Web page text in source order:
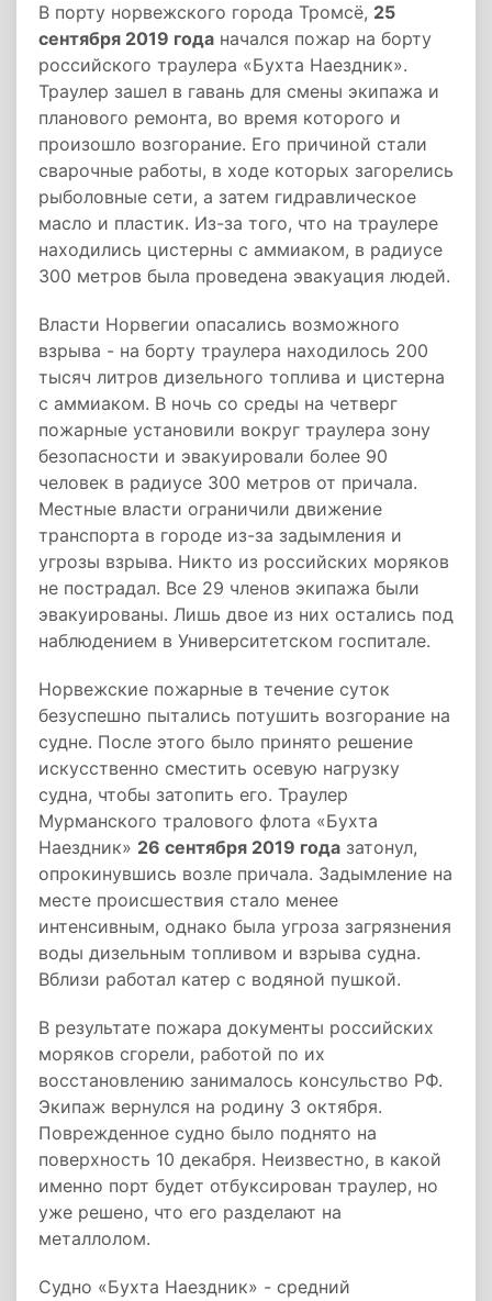
В порту норвежского города Тромсё, 25
сентября 2019 года начался пожар на борту
российского траулера «Бухта Наездник».
Траулер зашел в гавань для смены экипажа и
планового ремонта, во время которого и
произошло возгорание. Его причиной стали
сварочные работы, в ходе которых загорелись
рыболовные сети, а затем гидравлическое
масло и пластик. Из-за того, что на траулере
находились цистерны с аммиаком, в радиусе
300 метров была проведена эвакуация людей.
Власти Норвегии опасались возможного
взрыва - на борту траулера находилось 200
тысяч литров дизельного топлива и цистерна
с аммиаком. В ночь со среды на четверг
пожарные установили вокруг траулера зону
безопасности и эвакуировали более 90
человек в радиусе 300 метров от причала.
Местные власти ограничили движение
транспорта в городе из-за задымления и
угрозы взрыва. Никто из российских моряков
не пострадал. Все 29 членов экипажа были
эвакуированы. Лишь двое из них остались под
наблюдением в Университетском госпитале.
Норвежские пожарные в течение суток
безуспешно пытались потушить возгорание на
судне. После этого было принято решение
искусственно сместить осевую нагрузку
судна, чтобы затопить его. Траулер
Мурманского тралового флота «Бухта
Наездник» 26 сентября 2019 года затонул,
опрокинувшись возле причала. Задымление на
месте происшествия стало менее
интенсивным, однако была угроза загрязнения
воды дизельным топливом и взрыва судна.
Вблизи работал катер с водяной пушкой.
В результате пожара документы российских
моряков сгорели, работой по их
восстановлению занималось консульство РФ.
Экипаж вернулся на родину 3 октября.
Поврежденное судно было поднято на
поверхность 10 декабря. Неизвестно, в какой
именно порт будет отбуксирован траулер, но
уже решено, что его разделают на
металлолом.
Судно «Бухта Наездник» - средний